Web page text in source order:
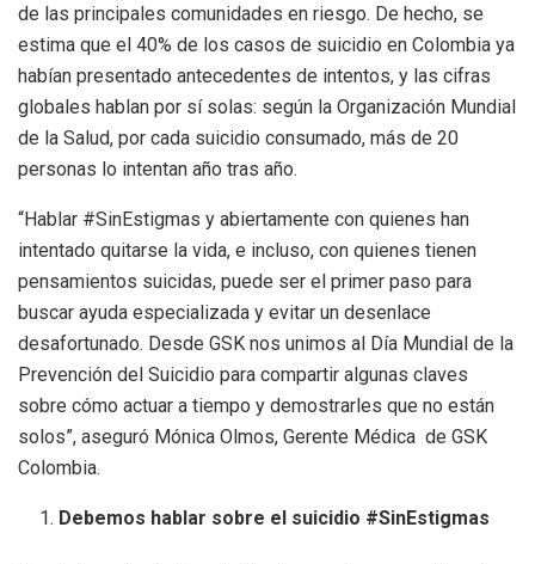
de las principales comunidades en riesgo. De hecho, se
estima que el 40% de los casos de suicidio en Colombia ya
habían presentado antecedentes de intentos, y las cifras
globales hablan por sí solas: según la Organización Mundial
de la Salud, por cada suicidio consumado, más de 20
personas lo intentan año tras año.
“Hablar #SinEstigmas y abiertamente con quienes han
intentado quitarse la vida, e incluso, con quienes tienen
pensamientos suicidas, puede ser el primer paso para
buscar ayuda especializada y evitar un desenlace
desafortunado. Desde GSK nos unimos al Día Mundial de la
Prevención del Suicidio para compartir algunas claves
sobre cómo actuar a tiempo y demostrarles que no están
solos”, aseguró Mónica Olmos, Gerente Médica de GSK
Colombia.
Debemos hablar sobre el suicidio #SinEstigmas